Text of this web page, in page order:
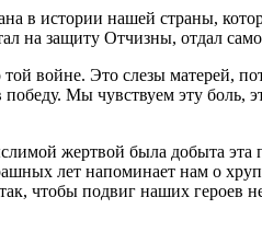
в истории нашей страны,
на защиту Отчизны, отдал
войне. Это слезы матерей,
Мы чувствуем эту боль,
жертвой была добыта
лет напоминает нам о
так, чтобы подвиг наших